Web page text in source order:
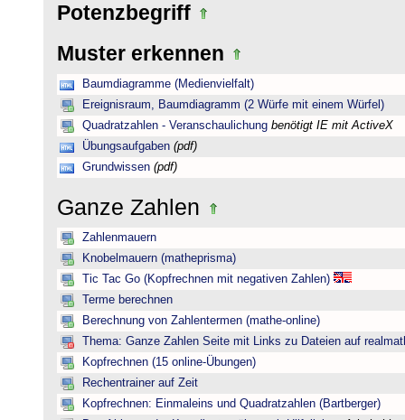
Potenzbegriff
Muster erkennen
Baumdiagramme (Medienvielfalt)
Ereignisraum, Baumdiagramm (2 Würfe mit einem Würfel)
Quadratzahlen - Veranschaulichung benötigt IE mit ActiveX
Übungsaufgaben (pdf)
Grundwissen (pdf)
Ganze Zahlen
Zahlenmauern
Knobelmauern (matheprisma)
Tic Tac Go (Kopfrechnen mit negativen Zahlen)
Terme berechnen
Berechnung von Zahlentermen (mathe-online)
Thema: Ganze Zahlen Seite mit Links zu Dateien auf
Kopfrechnen (15 online-Übungen)
Rechentrainer auf Zeit
Kopfrechnen: Einmaleins und Quadratzahlen (Bartberger)